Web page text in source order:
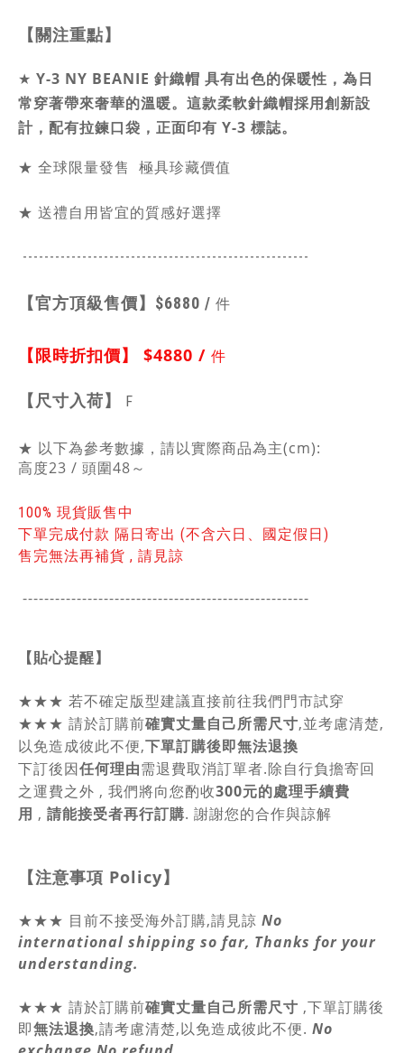
【關注重點】
★ Y-3 NY BEANIE 針織帽 具有出色的保暖性 ， 為日
常穿著帶來奢華的溫暖。這款柔軟針織帽採用創新設
計，配有拉鍊口袋，正面印有 Y-3 標誌。
★ 全球限量發售 極具珍藏價值
★ 送禮自用皆宜的質感好選擇
-----------------------------------------------------
【官方頂級售價】 $6880 / 件
【限時折扣價】 $4880 / 件
【 尺寸入荷】 F
★ 以下為參考數據，請以實際商品為主(cm):
高度23 / 頭圍48～
100% 現貨販售中
下單完成付款 隔日寄出 (不含六日、國定假日)
售完無法再補貨 , 請見諒
-----------------------------------------------------
【貼心提醒】
★★★ 若不確定版型建議直接前往我們門市試穿
★★★ 請於訂購前確實丈量自己所需尺寸,並考慮清楚,
以免造成彼此不便,下單訂購後即無法退換
下訂後因任何理由需退費取消訂單者.除自行負擔寄回
之運費之外 , 我們將向您酌收300元的處理手續費
用 , 請能接受者再行訂購. 謝謝您的合作與諒解
【注意事項 Policy】
★★★ 目前不接受海外訂購,請見諒 No
international shipping so far, Thanks for your
understanding.
★★★ 請於訂購前確實丈量自己所需尺寸 ,下單訂購後
即無法退換,請考慮清楚,以免造成彼此不便. No